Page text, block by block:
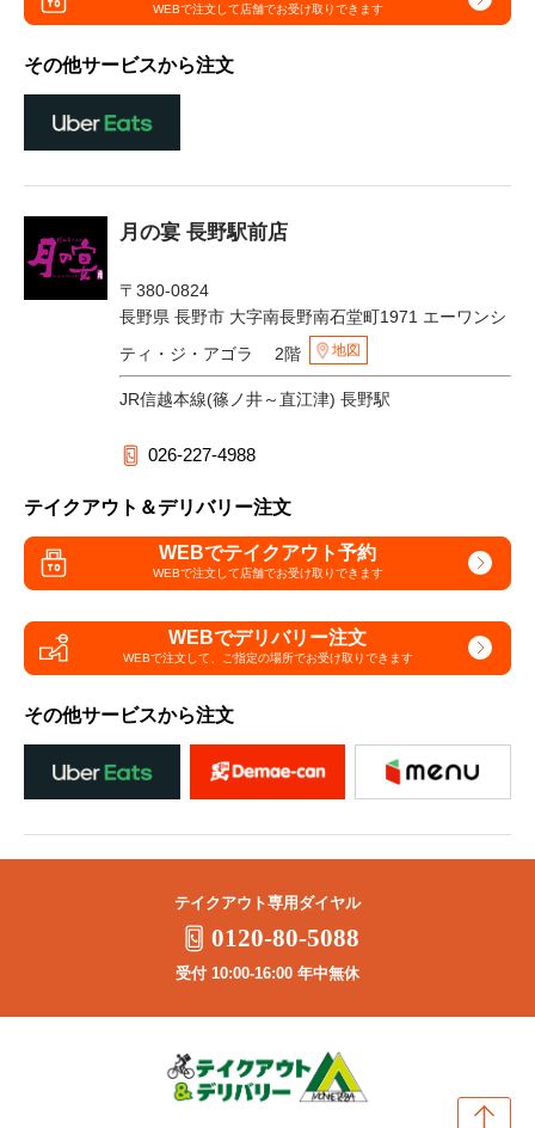
WEBで注文して店舗でお受け取りできます
その他サービスから注文
月の宴 長野駅前店
〒380-0824
長野県 長野市 大字南長野南石堂町1971 エーワンシ
ティ・ジ・アゴラ 2階
地図
JR信越本線(篠ノ井～直江津) 長野駅
026-227-4988
テイクアウト＆デリバリー注文
WEBでテイクアウト予約
WEBで注文して店舗でお受け取りできます
WEBでデリバリー注文
WEBで注文して、 ご指定の場所でお受け取りできます
その他サービスから注文
テイクアウト専用ダイヤル
0120-80-5088
受付 10:00-16:00 年中無休